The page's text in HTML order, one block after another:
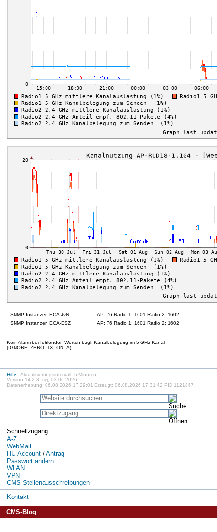
SNMP Instanzen ECA-JvN
AP: 76 Radio 1: 1601 Radio 2: 1602
SNMP Instanzen ECA-ESZ
AP: 76 Radio 1: 1601 Radio 2: 1602
Kein Alarm bei fehlenden Werten bzgl. Kanalbelegung im 5 GHz Kanal
(IGNORE_ZERO_TX_ON_A)
Hilfe - Aktualisierungsintervall: 5 Minuten
Version 14.2.3, syj, 03.06.2026
Datenerhebung: 06.08.2026 17:29:01 Erzeugt: 06.08.2026 17:31:42 PID 1121847
Schnellzugang
A-Z
WebMail
HU-Account/ Antrag
Passwort ändern
WLAN
VPN
CMS-Stellenausschreibungen
Kontakt
CMS-Blog